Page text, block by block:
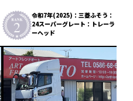
令和7年(2025)：三菱ふそう：
24スーパーグレート：トレーラ
ーヘッド